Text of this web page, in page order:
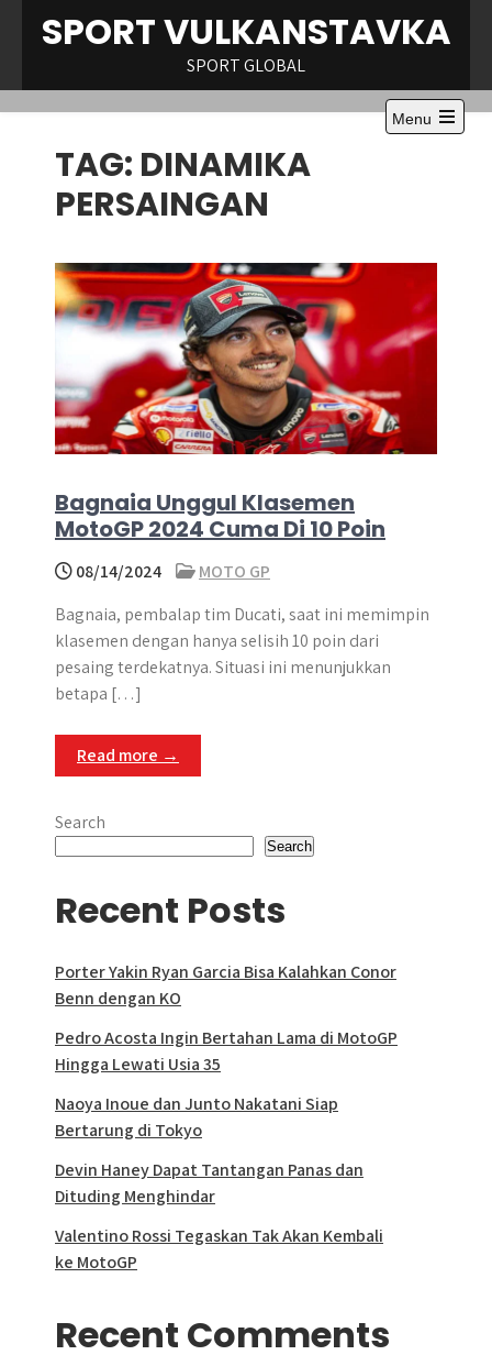
SPORT VULKANSTAVKA
SPORT GLOBAL
Menu
Open
TAG: DINAMIKA
PERSAINGAN
Bagnaia Unggul Klasemen
MotoGP 2024 Cuma Di 10 Poin
08/14/2024
MOTO GP
Bagnaia, pembalap tim Ducati, saat ini memimpin
klasemen dengan hanya selisih 10 poin dari
pesaing terdekatnya. Situasi ini menunjukkan
betapa […]
Read more →
Search
Search
Recent Posts
Porter Yakin Ryan Garcia Bisa Kalahkan Conor
Benn dengan KO
Pedro Acosta Ingin Bertahan Lama di MotoGP
Hingga Lewati Usia 35
Naoya Inoue dan Junto Nakatani Siap
Bertarung di Tokyo
Devin Haney Dapat Tantangan Panas dan
Dituding Menghindar
Valentino Rossi Tegaskan Tak Akan Kembali
ke MotoGP
Recent Comments